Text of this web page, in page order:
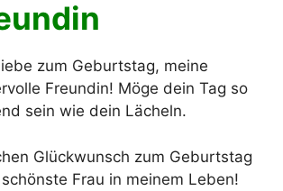
zum Geburtstag, meine
Freundin! Möge dein Tag so
sein wie dein Lächeln.
Glückwunsch zum Geburtstag
Frau in meinem Leben!